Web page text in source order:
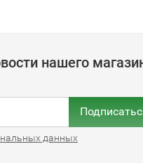
нашего
данных